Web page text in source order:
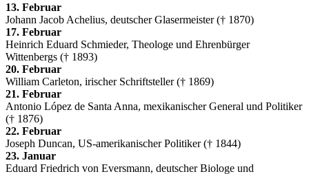
13. Februar
Johann Jacob Achelius, deutscher Glasermeister († 1870)
17. Februar
Heinrich Eduard Schmieder, Theologe und Ehrenbürger
Wittenbergs († 1893)
20. Februar
William Carleton, irischer Schriftsteller († 1869)
21. Februar
Antonio López de Santa Anna, mexikanischer General und Politiker
(† 1876)
22. Februar
Joseph Duncan, US-amerikanischer Politiker († 1844)
23. Januar
Eduard Friedrich von Eversmann, deutscher Biologe und